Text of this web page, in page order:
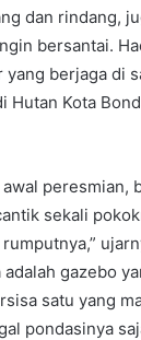
dan rindang,
bersantai.
berjaga di
Hutan Kota
peresmian,
sekali
gazebo
satu yang
pondasinya